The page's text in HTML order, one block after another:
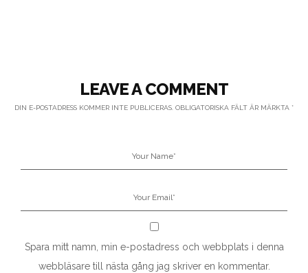
LEAVE A COMMENT
DIN E-POSTADRESS KOMMER INTE PUBLICERAS. OBLIGATORISKA FÄLT ÄR MÄRKTA *
Spara mitt namn, min e-postadress och webbplats i denna
webbläsare till nästa gång jag skriver en kommentar.